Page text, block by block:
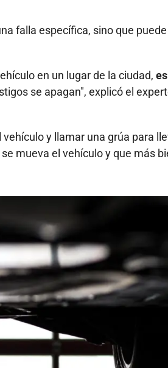
falla específica, sino que
en un lugar de la ciudad, es
se apagan", explicó el
y llamar una grúa para
mueva el vehículo y que más